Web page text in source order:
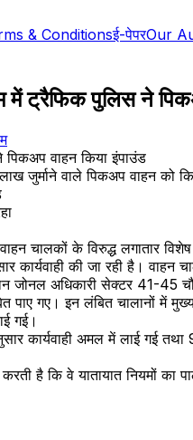
& Conditionsई-पेपरOur
में ट्रैफिक पुलिस ने
जुर्माने वाले पिकअप वाहन को
वाहन चालकों के विरुद्ध
कार्यवाही की जा रही है।
जोनल अधिकारी सेक्टर 41-
पाए गए। इन लंबित चालानों
गई।
कार्यवाही अमल में लाई
है कि वे यातायात नियमों